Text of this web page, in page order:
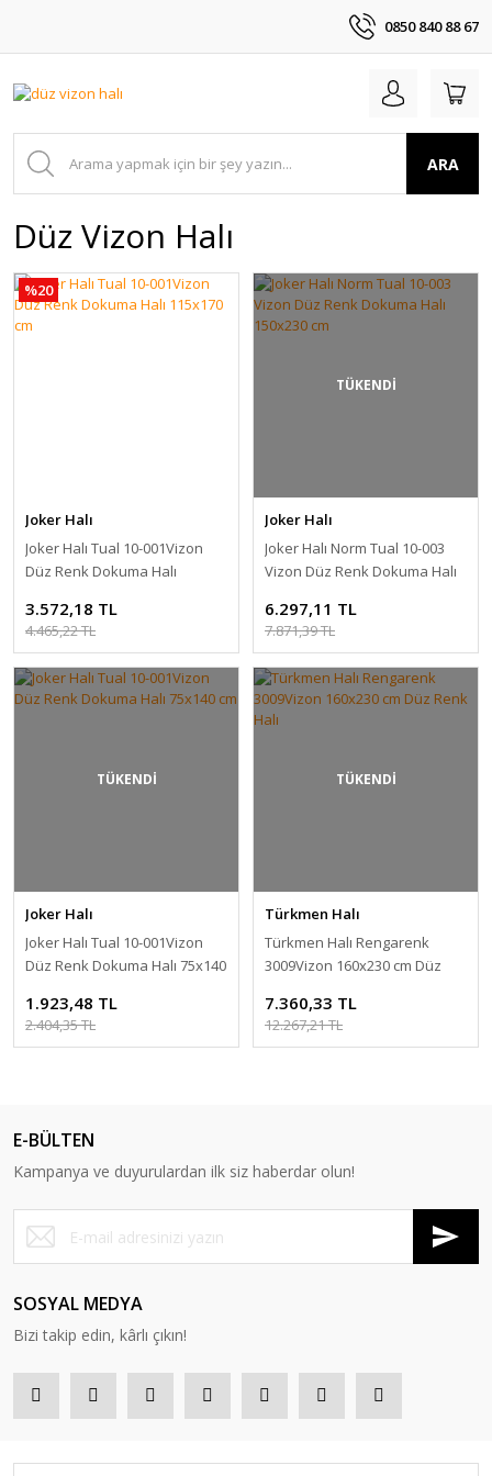
0850 840 88 67
ARA
Düz Vizon Halı
%20
Joker Halı
Joker Halı Tual 10-001Vizon
Düz Renk Dokuma Halı
3.572,18 TL
4.465,22 TL
TÜKENDİ
Joker Halı
Joker Halı Norm Tual 10-003
Vizon Düz Renk Dokuma Halı
6.297,11 TL
7.871,39 TL
TÜKENDİ
Joker Halı
Joker Halı Tual 10-001Vizon
Düz Renk Dokuma Halı 75x140
1.923,48 TL
2.404,35 TL
TÜKENDİ
Türkmen Halı
Türkmen Halı Rengarenk
3009Vizon 160x230 cm Düz
7.360,33 TL
12.267,21 TL
E-BÜLTEN
Kampanya ve duyurulardan ilk siz haberdar olun!
SOSYAL MEDYA
Bizi takip edin, kârlı çıkın!